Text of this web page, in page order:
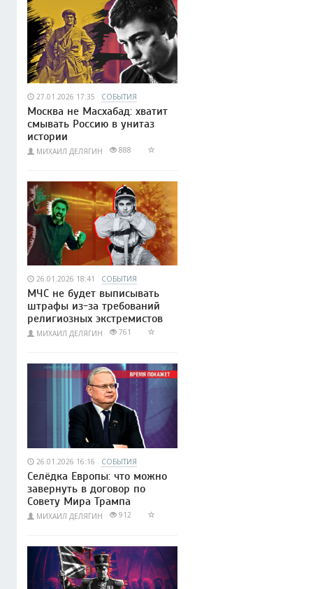
27.01.2026 17:35 СОБЫТИЯ
Москва не Масхабад: хватит
смывать Россию в унитаз
истории
МИХАИЛ ДЕЛЯГИН 888
26.01.2026 18:41 СОБЫТИЯ
МЧС не будет выписывать
штрафы из-за требований
религиозных экстремистов
МИХАИЛ ДЕЛЯГИН 761
26.01.2026 16:16 СОБЫТИЯ
Селёдка Европы: что можно
завернуть в договор по
Совету Мира Трампа
МИХАИЛ ДЕЛЯГИН 912